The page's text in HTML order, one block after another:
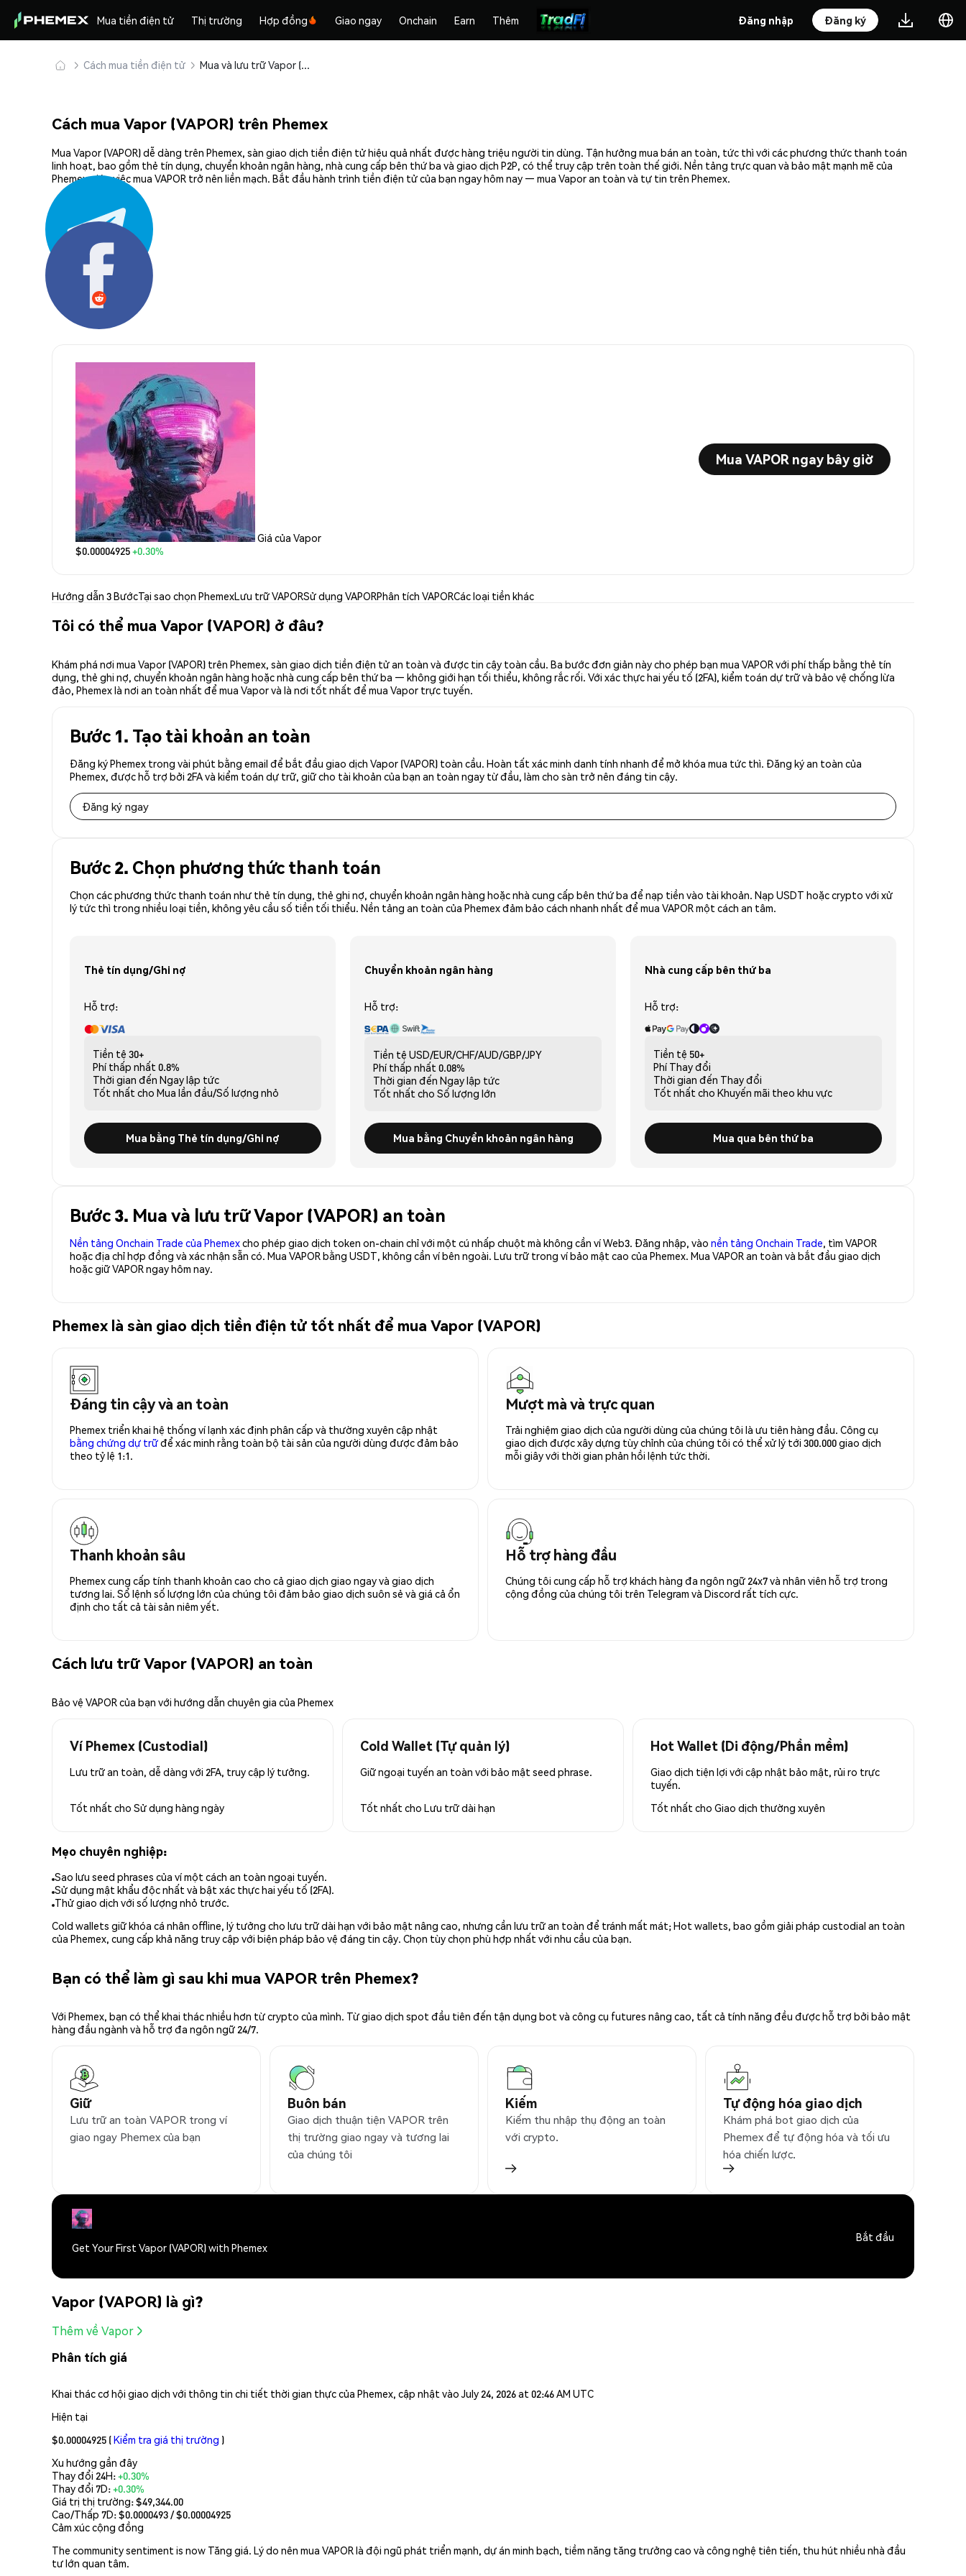
Mua tiền điện tử Thị trường Hợp đồng Giao ngay Onchain Earn Thêm Đăng nhập Đăng ký
Cách mua tiền điện tử Mua và lưu trữ Vapor (VAPOR) an toàn
Cách mua Vapor (VAPOR) trên Phemex
Mua Vapor (VAPOR) dễ dàng trên Phemex, sàn giao dịch tiền điện tử hiệu quả nhất được hàng triệu người tin dùng. Tận hưởng mua bán an toàn, tức thì với các phương thức thanh toán
linh hoạt, bao gồm thẻ tín dụng, chuyển khoản ngân hàng, nhà cung cấp bên thứ ba và giao dịch P2P, có thể truy cập trên toàn thế giới. Nền tảng trực quan và bảo mật mạnh mẽ của
Phemex giúp việc mua VAPOR trở nên liền mạch. Bắt đầu hành trình tiền điện tử của bạn ngay hôm nay — mua Vapor an toàn và tự tin trên Phemex.
Chia sẻ:
Giá của Vapor
$0.00004925+0.30%
Mua VAPOR ngay bây giờ
Hướng dẫn 3 BướcTại sao chọn PhemexLưu trữ VAPORSử dụng VAPORPhân tích VAPORCác loại tiền khác
Tôi có thể mua Vapor (VAPOR) ở đâu?
Khám phá nơi mua Vapor (VAPOR) trên Phemex, sàn giao dịch tiền điện tử an toàn và được tin cậy toàn cầu. Ba bước đơn giản này cho phép bạn mua VAPOR với phí thấp bằng thẻ tín
dụng, thẻ ghi nợ, chuyển khoản ngân hàng hoặc nhà cung cấp bên thứ ba — không giới hạn tối thiểu, không rắc rối. Với xác thực hai yếu tố (2FA), kiểm toán dự trữ và bảo vệ chống lừa
đảo, Phemex là nơi an toàn nhất để mua Vapor và là nơi tốt nhất để mua Vapor trực tuyến.
Bước 1. Tạo tài khoản an toàn
Đăng ký Phemex trong vài phút bằng email để bắt đầu giao dịch Vapor (VAPOR) toàn cầu. Hoàn tất xác minh danh tính nhanh để mở khóa mua tức thì. Đăng ký an toàn của
Phemex, được hỗ trợ bởi 2FA và kiểm toán dự trữ, giữ cho tài khoản của bạn an toàn ngay từ đầu, làm cho sàn trở nên đáng tin cậy.
Đăng ký ngay
Bước 2. Chọn phương thức thanh toán
Chọn các phương thức thanh toán như thẻ tín dụng, thẻ ghi nợ, chuyển khoản ngân hàng hoặc nhà cung cấp bên thứ ba để nạp tiền vào tài khoản. Nạp USDT hoặc crypto với xử
lý tức thì trong nhiều loại tiền, không yêu cầu số tiền tối thiểu. Nền tảng an toàn của Phemex đảm bảo cách nhanh nhất để mua VAPOR một cách an tâm.
Thẻ tín dụng/Ghi nợ
Hỗ trợ:
Tiền tệ 30+
Phí thấp nhất 0.8%
Thời gian đến Ngay lập tức
Tốt nhất cho Mua lần đầu/Số lượng nhỏ
Mua bằng Thẻ tín dụng/Ghi nợ
Chuyển khoản ngân hàng
Hỗ trợ:
Tiền tệ USD/EUR/CHF/AUD/GBP/JPY
Phí thấp nhất 0.08%
Thời gian đến Ngay lập tức
Tốt nhất cho Số lượng lớn
Mua bằng Chuyển khoản ngân hàng
Nhà cung cấp bên thứ ba
Hỗ trợ:
Tiền tệ 50+
Phí Thay đổi
Thời gian đến Thay đổi
Tốt nhất cho Khuyến mãi theo khu vực
Mua qua bên thứ ba
Bước 3. Mua và lưu trữ Vapor (VAPOR) an toàn
Nền tảng Onchain Trade của Phemexcho phép giao dịch token on-chain chỉ với một cú nhấp chuột mà không cần ví Web3. Đăng nhập, vào nền tảng Onchain Trade, tìm VAPOR
hoặc địa chỉ hợp đồng và xác nhận sẵn có. Mua VAPOR bằng USDT, không cần ví bên ngoài. Lưu trữ trong ví bảo mật cao của Phemex. Mua VAPOR an toàn và bắt đầu giao dịch
hoặc giữ VAPOR ngay hôm nay.
Phemex là sàn giao dịch tiền điện tử tốt nhất để mua Vapor (VAPOR)
Đáng tin cậy và an toàn
Phemex triển khai hệ thống ví lạnh xác định phân cấp và thường xuyên cập nhật
bằng chứng dự trữđể xác minh rằng toàn bộ tài sản của người dùng được đảm bảo
theo tỷ lệ 1:1.
Mượt mà và trực quan
Trải nghiệm giao dịch của người dùng của chúng tôi là ưu tiên hàng đầu. Công cụ
giao dịch được xây dựng tùy chỉnh của chúng tôi có thể xử lý tới 300.000 giao dịch
mỗi giây với thời gian phản hồi lệnh tức thời.
Thanh khoản sâu
Phemex cung cấp tính thanh khoản cao cho cả giao dịch giao ngay và giao dịch
tương lai. Sổ lệnh số lượng lớn của chúng tôi đảm bảo giao dịch suôn sẻ và giá cả ổn
định cho tất cả tài sản niêm yết.
Hỗ trợ hàng đầu
Chúng tôi cung cấp hỗ trợ khách hàng đa ngôn ngữ 24x7 và nhân viên hỗ trợ trong
cộng đồng của chúng tôi trên Telegram và Discord rất tích cực.
Cách lưu trữ Vapor (VAPOR) an toàn
Bảo vệ VAPOR của bạn với hướng dẫn chuyên gia của Phemex
Ví Phemex (Custodial)
Lưu trữ an toàn, dễ dàng với 2FA, truy cập lý tưởng.
Tốt nhất cho Sử dụng hàng ngày
Cold Wallet (Tự quản lý)
Giữ ngoại tuyến an toàn với bảo mật seed phrase.
Tốt nhất cho Lưu trữ dài hạn
Hot Wallet (Di động/Phần mềm)
Giao dịch tiện lợi với cập nhật bảo mật, rủi ro trực
tuyến.
Tốt nhất cho Giao dịch thường xuyên
Mẹo chuyên nghiệp:
Sao lưu seed phrases của ví một cách an toàn ngoại tuyến.
Sử dụng mật khẩu độc nhất và bật xác thực hai yếu tố (2FA).
Thử giao dịch với số lượng nhỏ trước.
Cold wallets giữ khóa cá nhân offline, lý tưởng cho lưu trữ dài hạn với bảo mật nâng cao, nhưng cần lưu trữ an toàn để tránh mất mát; Hot wallets, bao gồm giải pháp custodial an toàn
của Phemex, cung cấp khả năng truy cập với biện pháp bảo vệ đáng tin cậy. Chọn tùy chọn phù hợp nhất với nhu cầu của bạn.
Bạn có thể làm gì sau khi mua VAPOR trên Phemex?
Với Phemex, bạn có thể khai thác nhiều hơn từ crypto của mình. Từ giao dịch spot đầu tiên đến tận dụng bot và công cụ futures nâng cao, tất cả tính năng đều được hỗ trợ bởi bảo mật
hàng đầu ngành và hỗ trợ đa ngôn ngữ 24/7.
Giữ
Lưu trữ an toàn VAPOR trong ví
giao ngay Phemex của bạn
Buôn bán
Giao dịch thuận tiện VAPOR trên
thị trường giao ngay và tương lai
của chúng tôi
Kiếm
Kiếm thu nhập thụ động an toàn
với crypto.
Tự động hóa giao dịch
Khám phá bot giao dịch của
Phemex để tự động hóa và tối ưu
hóa chiến lược.
Get Your First Vapor (VAPOR) with Phemex
Bắt đầu
Vapor (VAPOR) là gì?
Thêm về Vapor
Phân tích giá
Khai thác cơ hội giao dịch với thông tin chi tiết thời gian thực của Phemex, cập nhật vào July 24, 2026 at 02:46 AM UTC
Hiện tại
$0.00004925 (Kiểm tra giá thị trường )
Xu hướng gần đây
Thay đổi 24H:+0.30%
Thay đổi 7D:+0.30%
Giá trị thị trường:$49,344.00
Cao/Thấp 7D: $0.0000493/ $0.00004925
Cảm xúc cộng đồng
The community sentiment is now Tăng giá. Lý do nên mua VAPOR là đội ngũ phát triển mạnh, dự án minh bạch, tiềm năng tăng trưởng cao và công nghệ tiên tiến, thu hút nhiều nhà đầu
tư lớn quan tâm.